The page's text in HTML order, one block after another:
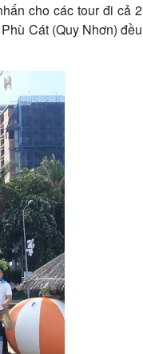
cho các tour đi cả 2
Cát (Quy Nhơn) đều